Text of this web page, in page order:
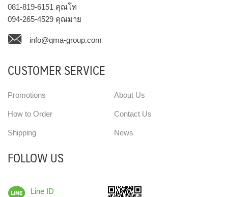
081-819-6151 คุณโท
094-265-4529 คุณมาย
info@qma-group.com
CUSTOMER SERVICE
Promotions
How to Order
Shipping
About Us
Contact Us
News
FOLLOW US
Line ID